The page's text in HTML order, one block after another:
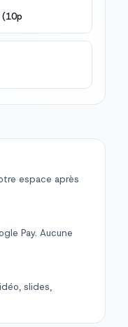
espace après
Pay. Aucune
slides,